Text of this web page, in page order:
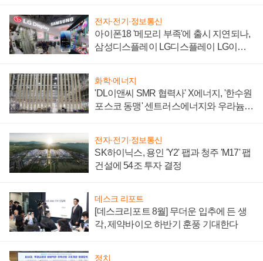
전자·전기·정보통신
아이폰18 '메모리 부족'에 출시 지연되나,
삼성디스플레이 LG디스플레이 LG이노
화학·에너지
'DL이앤씨 SMR 협력사' X에너지, '한수원
포스코 동맹' 센트러스에너지와 우라늄
전자·전기·정보통신
SK하이닉스, 용인 'Y2' 팹과 청주 'M17' 팹
건설에 54조 투자 결정
데스크 리포트
[데스크리포트 8월] 무더운 입추에 든 생
각, 제약바이오 하반기 훈풍 기대한다
정치